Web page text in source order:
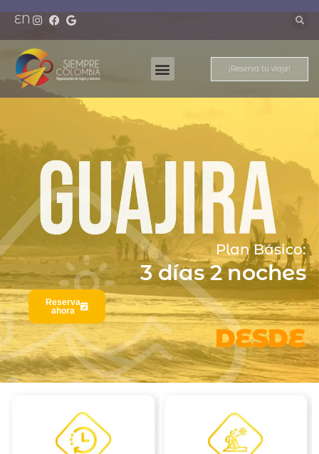
EN
¡Reserva tu viaje!
Plan Básico:
3 días 2 noches
Reserva
ahora
DESDE